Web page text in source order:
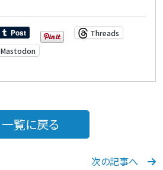
Threads
Mastodon
一覧に戻る
次の記事へ